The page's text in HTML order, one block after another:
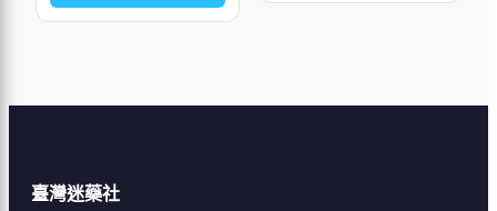
臺灣迷藥社